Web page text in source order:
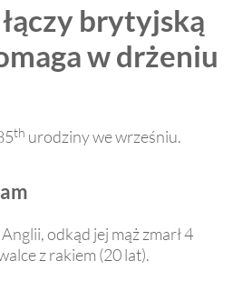
brytyjską
w drżeniu
th urodziny we wrześniu.
odkąd jej mąż zmarł 4
z rakiem (20 lat).